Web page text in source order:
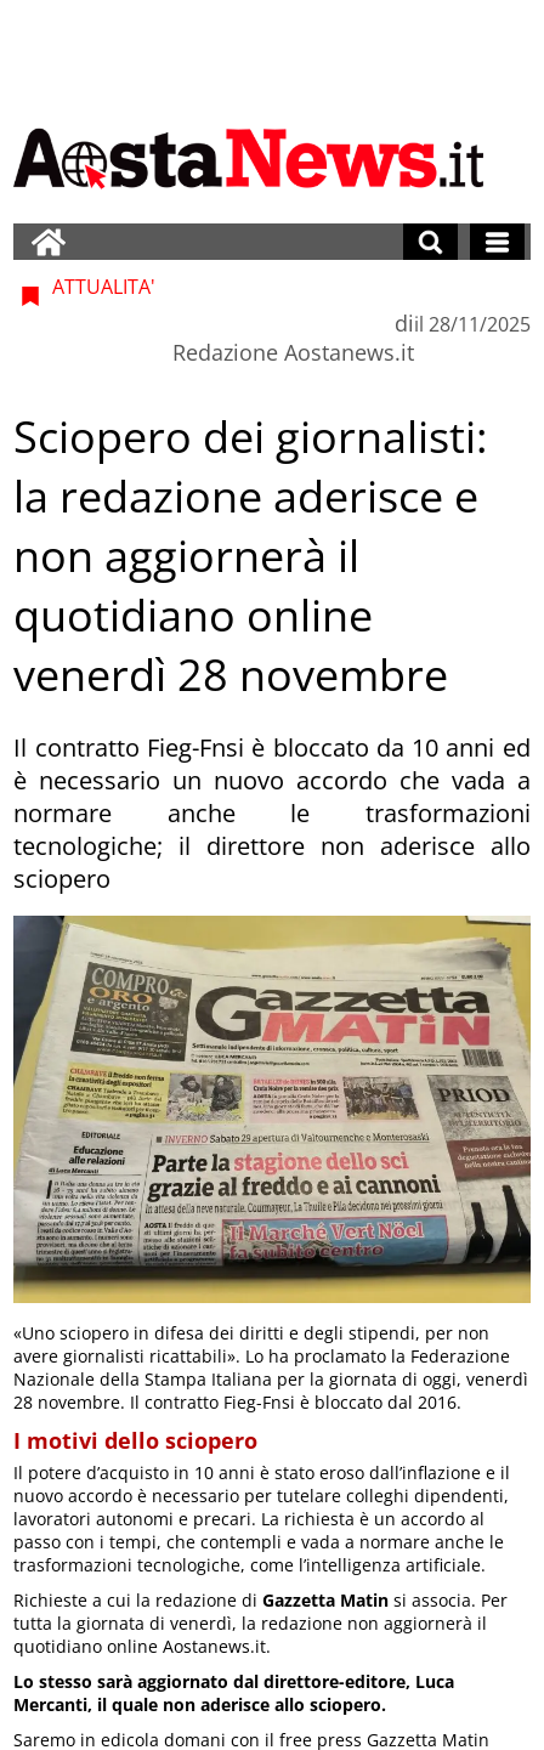
ATTUALITA'
di
Redazione Aostanews.it
il 28/11/2025
Sciopero dei giornalisti:
la redazione aderisce e
non aggiornerà il
quotidiano online
venerdì 28 novembre
Il contratto Fieg-Fnsi è bloccato da 10 anni ed
è necessario un nuovo accordo che vada a
normare anche le trasformazioni
tecnologiche; il direttore non aderisce allo
sciopero
«Uno sciopero in difesa dei diritti e degli stipendi, per non
avere giornalisti ricattabili». Lo ha proclamato la Federazione
Nazionale della Stampa Italiana per la giornata di oggi, venerdì
28 novembre. Il contratto Fieg-Fnsi è bloccato dal 2016.
I motivi dello sciopero
Il potere d’acquisto in 10 anni è stato eroso dall’inflazione e il
nuovo accordo è necessario per tutelare colleghi dipendenti,
lavoratori autonomi e precari. La richiesta è un accordo al
passo con i tempi, che contempli e vada a normare anche le
trasformazioni tecnologiche, come l’intelligenza artificiale.
Richieste a cui la redazione diGazzetta Matin si associa. Per
tutta la giornata di venerdì, la redazione non aggiornerà il
quotidiano online Aostanews.it.
Lo stesso sarà aggiornato dal direttore-editore, Luca
Mercanti, il quale non aderisce allo sciopero.
Saremo in edicola domani con il free press Gazzetta Matin